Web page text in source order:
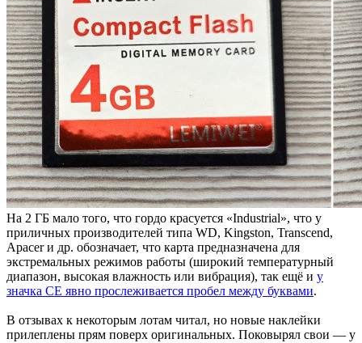
На 2 ГБ мало того, что гордо красуется «Industrial», что у
приличных производителей типа WD, Kingston, Transcend,
Apacer и др. обозначает, что карта предназначена для
экстремальных режимов работы (широкий температурный
диапазон, высокая влажность или вибрация), так ещё и у
значка CE явно прослеживается пробел между буквами.
В отзывах к некоторым лотам читал, но новые наклейки
прилеплены прям поверх оригинальных. Поковырял свои — у